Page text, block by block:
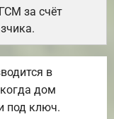
за счёт
в
дом
под ключ.